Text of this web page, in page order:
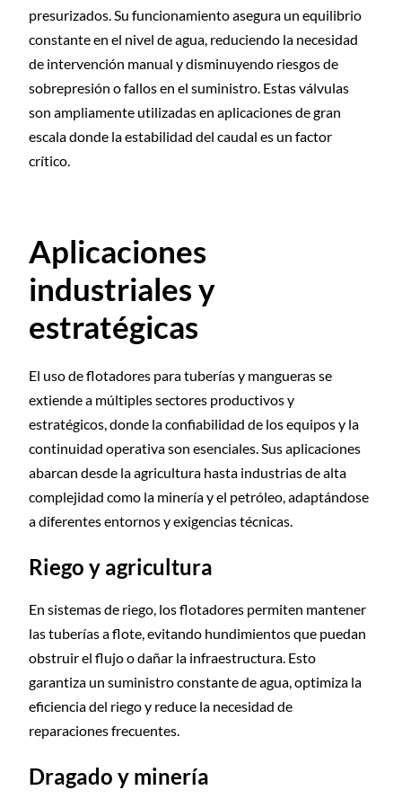
presurizados. Su funcionamiento asegura un equilibrio
constante en el nivel de agua, reduciendo la necesidad
de intervención manual y disminuyendo riesgos de
sobrepresión o fallos en el suministro. Estas válvulas
son ampliamente utilizadas en aplicaciones de gran
escala donde la estabilidad del caudal es un factor
crítico.
Aplicaciones
industriales y
estratégicas
El uso de flotadores para tuberías y mangueras se
extiende a múltiples sectores productivos y
estratégicos, donde la confiabilidad de los equipos y la
continuidad operativa son esenciales. Sus aplicaciones
abarcan desde la agricultura hasta industrias de alta
complejidad como la minería y el petróleo, adaptándose
a diferentes entornos y exigencias técnicas.
Riego y agricultura
En sistemas de riego, los flotadores permiten mantener
las tuberías a flote, evitando hundimientos que puedan
obstruir el flujo o dañar la infraestructura. Esto
garantiza un suministro constante de agua, optimiza la
eficiencia del riego y reduce la necesidad de
reparaciones frecuentes.
Dragado y minería